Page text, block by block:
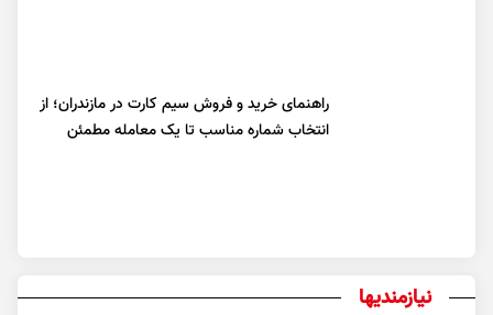
راهنمای خرید و فروش سیم کارت در مازندران؛ از
انتخاب شماره مناسب تا یک معامله مطمئن
نیازمندیها